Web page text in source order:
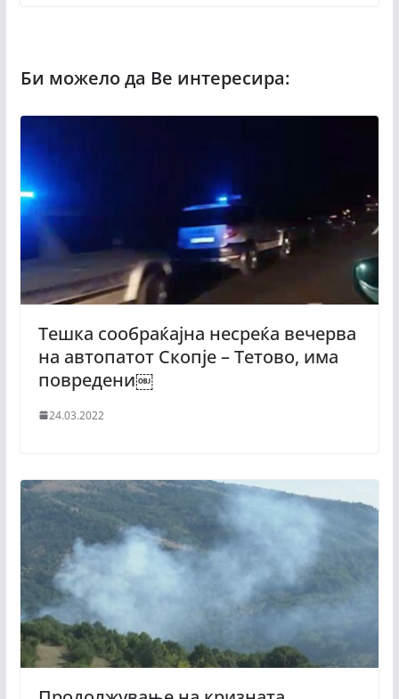
Тешка сообраќајна несреќа вечерва
на автопатот Скопје – Тетово, има
повредени￼
24.03.2022